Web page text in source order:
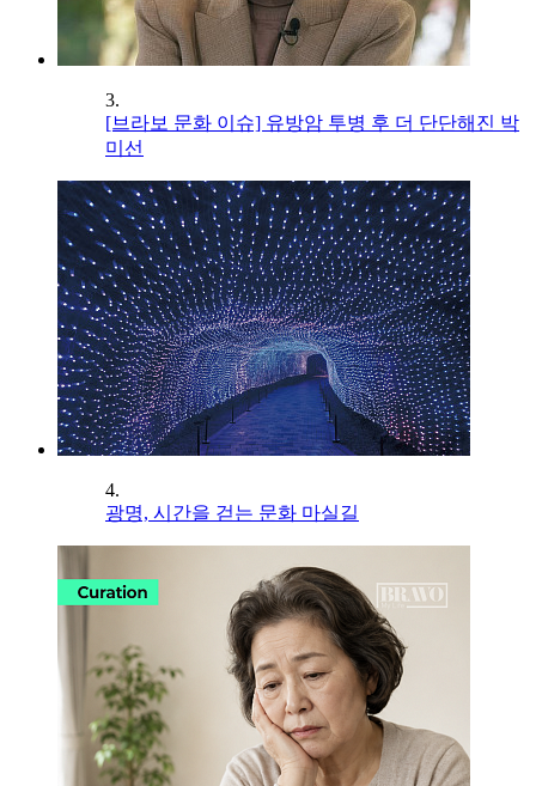
3.
[브라보 문화 이슈] 유방암 투병 후 더 단단해진 박
미선
4.
광명, 시간을 걷는 문화 마실길